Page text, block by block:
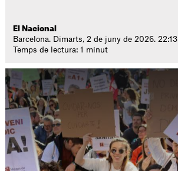
El Nacional
Barcelona. Dimarts, 2 de juny de 2026. 22:13
Temps de lectura: 1 minut